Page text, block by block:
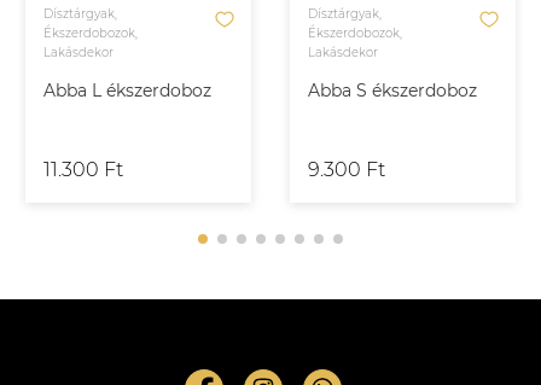
Abba L ékszerdoboz
Dísztárgyak,
Ékszerdobozok,
Lakásdekor
11.300 Ft
Abba S ékszerdoboz
Dísztárgyak,
Ékszerdobozok,
Lakásdekor
9.300 Ft